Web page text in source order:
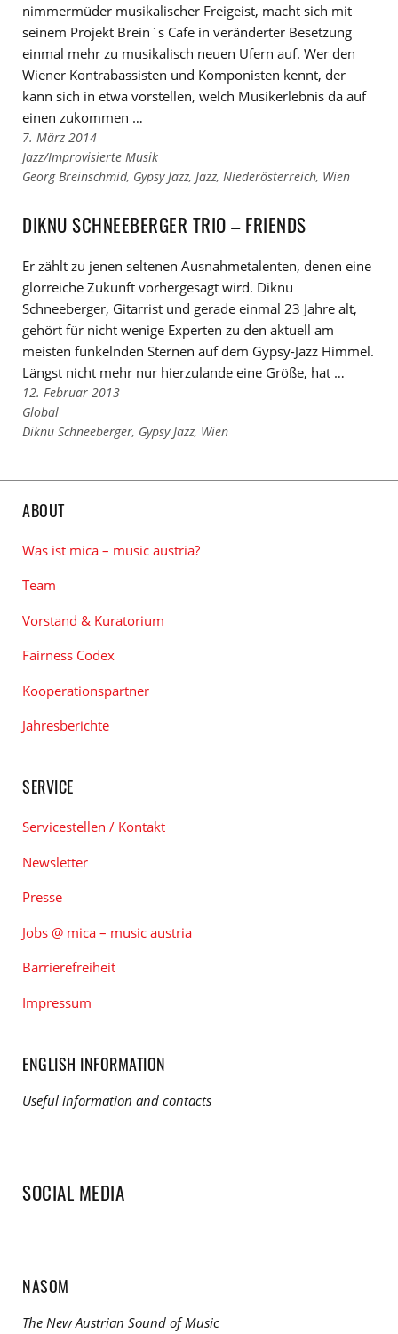
nimmermüder musikalischer Freigeist, macht sich mit
seinem Projekt Brein`s Cafe in veränderter Besetzung
einmal mehr zu musikalisch neuen Ufern auf. Wer den
Wiener Kontrabassisten und Komponisten kennt, der
kann sich in etwa vorstellen, welch Musikerlebnis da auf
einen zukommen …
7. März 2014
Links
zu
Kategorien
Jazz/Improvisierte Musik
Links
den
Tags
Georg Breinschmid, Gypsy Jazz, Jazz, Niederösterreich, Wien
DIKNU SCHNEEBERGER TRIO – FRIENDS
Er zählt zu jenen seltenen Ausnahmetalenten, denen eine
glorreiche Zukunft vorhergesagt wird. Diknu
Schneeberger, Gitarrist und gerade einmal 23 Jahre alt,
gehört für nicht wenige Experten zu den aktuell am
meisten funkelnden Sternen auf dem Gypsy-Jazz Himmel.
Längst nicht mehr nur hierzulande eine Größe, hat …
12. Februar 2013
Links
zu
Global
Links
Diknu Schneeberger, Gypsy Jazz, Wien
ABOUT
Was ist mica – music austria?
Team
Vorstand & Kuratorium
Fairness Codex
Kooperationspartner
Jahresberichte
SERVICE
Servicestellen / Kontakt
Newsletter
Presse
Jobs @ mica – music austria
Barrierefreiheit
Impressum
ENGLISH INFORMATION
Useful information and contacts
SOCIAL MEDIA
NASOM
The New Austrian Sound of Music